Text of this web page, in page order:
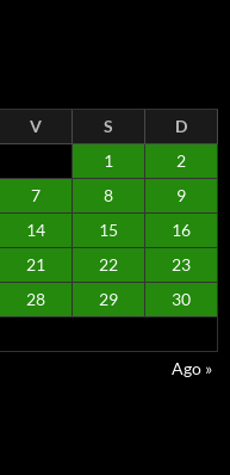
V S
D
1
2
7 8
9
14 15
16
21 22
23
28 29
30
Ago »